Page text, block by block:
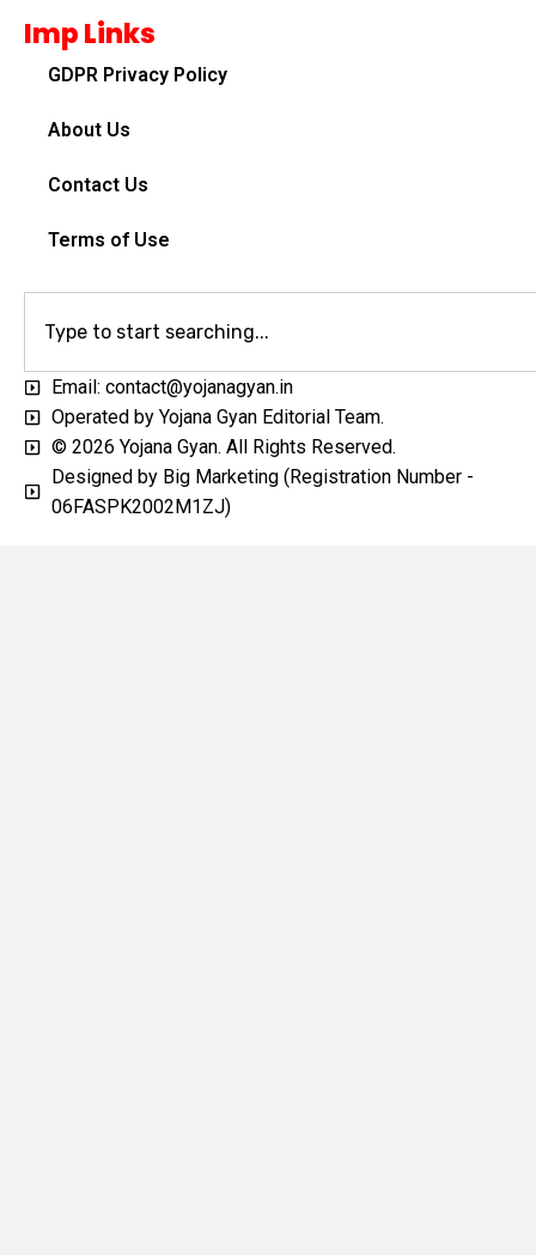
Imp Links
GDPR Privacy Policy
About Us
Contact Us
Terms of Use
Email: contact@yojanagyan.in
Operated by Yojana Gyan Editorial Team.
© 2026 Yojana Gyan. All Rights Reserved.
Designed by Big Marketing (Registration Number -
06FASPK2002M1ZJ)